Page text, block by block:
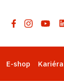
E-shop Kariéra